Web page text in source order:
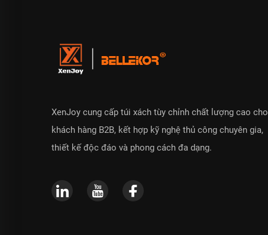
XenJoy cung cấp túi xách tùy chỉnh chất lượng cao cho
khách hàng B2B, kết hợp kỹ nghệ thủ công chuyên gia,
thiết kế độc đáo và phong cách đa dạng.